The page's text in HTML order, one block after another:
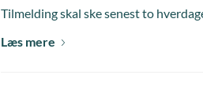
Tilmelding skal ske senest to
Læs mere